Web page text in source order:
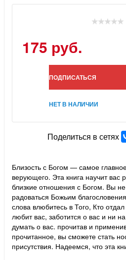
175 руб.
ПОДПИСАТЬСЯ
НЕТ В НАЛИЧИИ
Поделиться в сетях
Близость с Богом — самое
верующего. Эта книга научит вас
близкие отношения с Богом. Вы не
радоваться Божьим
слова влюбитесь в Того, Кто
любит вас, заботится о вас и ни
думать о вас. прочитав и
прочитанное, вы сможете стать
присутствия. Надеемся, что эта